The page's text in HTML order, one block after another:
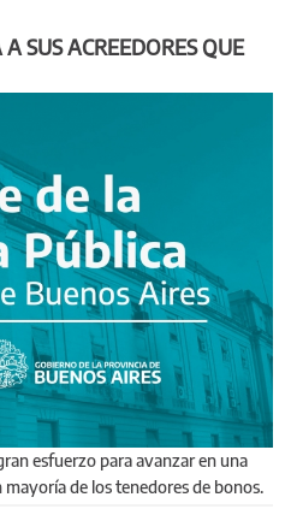
SUS ACREEDORES QUE
de los tenedores de bonos.